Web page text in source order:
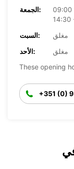
الجمعة:
09:00
14:30
السبت:
مغلق
الأحد:
مغلق
These opening
+351 (0)